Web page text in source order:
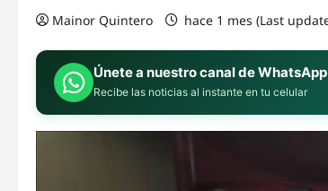
Mainor Quintero hace 1 mes (Last
Únete a nuestro canal de WhatsApp
Recibe las noticias al instante en tu celular